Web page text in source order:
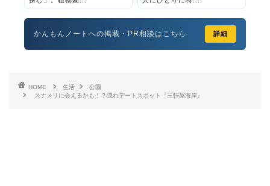
かんもんノートへの掲載・PR相談はこちら 詳細
HOME 生活
公園
スナメリに会えるかも！？隠れデートスポット『三軒屋海岸』